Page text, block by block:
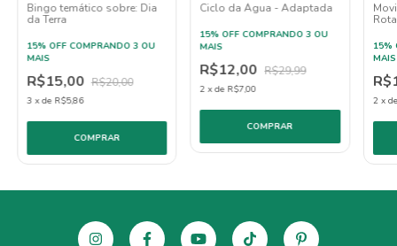
Bingo temático sobre: Dia
da Terra
15% OFF COMPRANDO 3 OU
MAIS
R$15,00 R$20,00
3 xde R$5,86
Ciclo da Água - Adaptada
15% OFF COMPRANDO 3 OU
MAIS
R$12,00 R$29,99
2 xde R$7,00
15%
MAIS
2 x